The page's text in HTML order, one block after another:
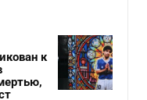
к